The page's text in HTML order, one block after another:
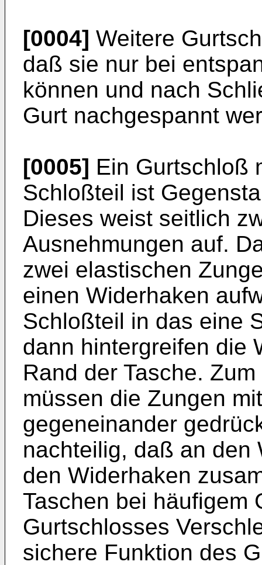
[0004] Weitere
daß sie nur bei
können und nach
Gurt nachgespannt
[0005] Ein Gurtschloß
Schloßteil ist
Dieses weist seitlich
Ausnehmungen auf.
zwei elastischen
einen Widerhaken
Schloßteil in das eine
dann hintergreifen die
Rand der Tasche.
müssen die Zungen
gegeneinander
nachteilig, daß an den
den Widerhaken
Taschen bei häufigem
Gurtschlosses
sichere Funktion des